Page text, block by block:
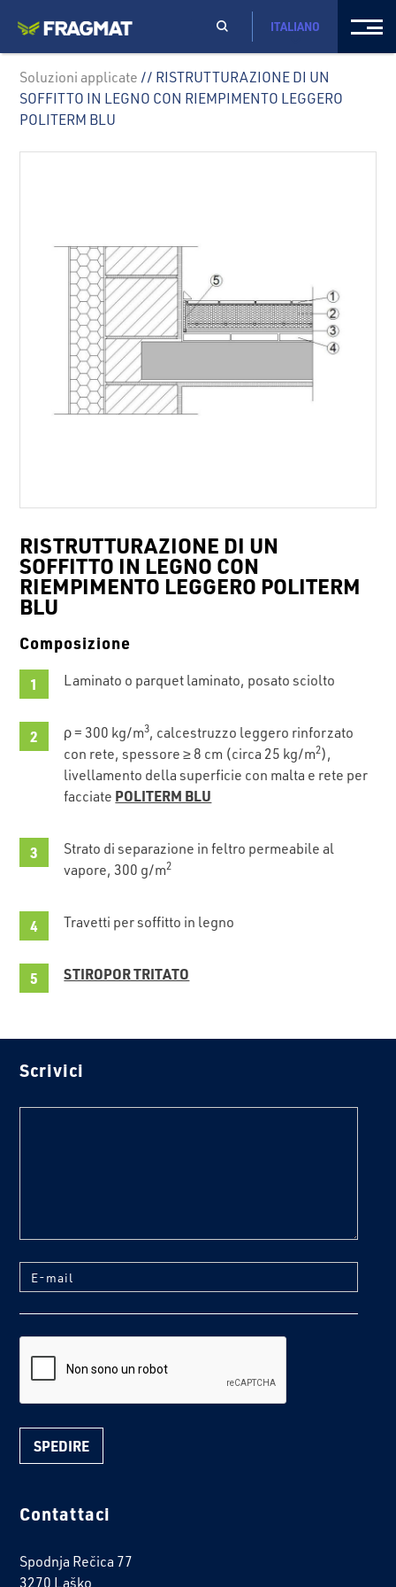
ITALIANO
Soluzioni applicate // RISTRUTTURAZIONE DI UN
SOFFITTO IN LEGNO CON RIEMPIMENTO LEGGERO
POLITERM BLU
RISTRUTTURAZIONE DI UN
SOFFITTO IN LEGNO CON
RIEMPIMENTO LEGGERO POLITERM
BLU
Composizione
Laminato o parquet laminato, posato sciolto
ρ = 300 kg/m3, calcestruzzo leggero rinforzato
con rete, spessore ≥ 8 cm (circa 25 kg/m2),
livellamento della superficie con malta e rete per
facciate POLITERM BLU
Strato di separazione in feltro permeabile al
vapore, 300 g/m2
Travetti per soffitto in legno
STIROPOR TRITATO
Scrivici
E-mail
Contattaci
Spodnja Rečica 77
3270 Laško